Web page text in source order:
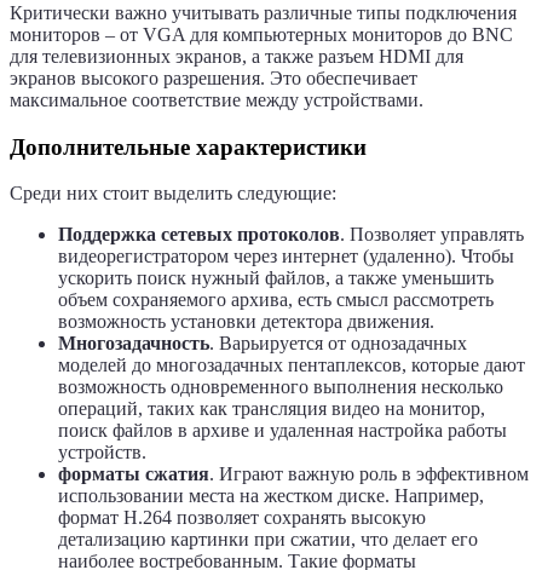
Критически важно учитывать различные типы подключения
мониторов – от VGA для компьютерных мониторов до BNC
для телевизионных экранов, а также разъем HDMI для
экранов высокого разрешения. Это обеспечивает
максимальное соответствие между устройствами.
Дополнительные характеристики
Среди них стоит выделить следующие:
Поддержка сетевых протоколов. Позволяет управлять
видеорегистратором через интернет (удаленно). Чтобы
ускорить поиск нужный файлов, а также уменьшить
объем сохраняемого архива, есть смысл рассмотреть
возможность установки детектора движения.
Многозадачность. Варьируется от однозадачных
моделей до многозадачных пентаплексов, которые дают
возможность одновременного выполнения несколько
операций, таких как трансляция видео на монитор,
поиск файлов в архиве и удаленная настройка работы
устройств.
форматы сжатия. Играют важную роль в эффективном
использовании места на жестком диске. Например,
формат Н.264 позволяет сохранять высокую
детализацию картинки при сжатии, что делает его
наиболее востребованным. Такие форматы